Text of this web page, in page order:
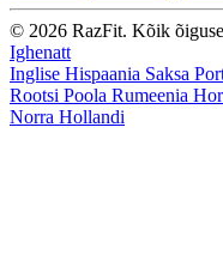
© 2026 RazFit. Kõik
Ighenatt
Inglise Hispaania Saksa
Rootsi Poola Rumeenia
Norra Hollandi